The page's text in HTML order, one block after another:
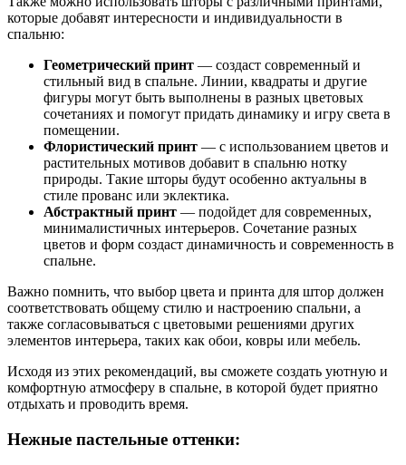
которые добавят интересности и индивидуальности в
спальню:
Геометрический принт — создаст современный и
стильный вид в спальне. Линии, квадраты и другие
фигуры могут быть выполнены в разных цветовых
сочетаниях и помогут придать динамику и игру света в
помещении.
Флористический принт — с использованием цветов и
растительных мотивов добавит в спальню нотку
природы. Такие шторы будут особенно актуальны в
стиле прованс или эклектика.
Абстрактный принт — подойдет для современных,
минималистичных интерьеров. Сочетание разных
цветов и форм создаст динамичность и современность в
спальне.
Важно помнить, что выбор цвета и принта для штор должен
соответствовать общему стилю и настроению спальни, а
также согласовываться с цветовыми решениями других
элементов интерьера, таких как обои, ковры или мебель.
Исходя из этих рекомендаций, вы сможете создать уютную и
комфортную атмосферу в спальне, в которой будет приятно
отдыхать и проводить время.
Нежные пастельные оттенки: